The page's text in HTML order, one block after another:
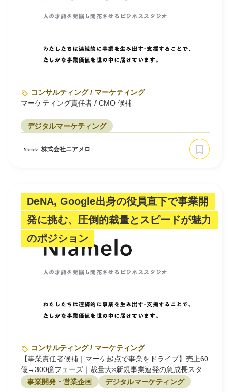
コンサルティング / マーケティング
マーケティング責任者 / CMO 候補
デジタルマーケティング
株式会社ニアメロ
DeNA, Google出身の役員直下で事業開
発に挑む、圧倒的裁量とスピードが魅力
のポジション
コンサルティング / マーケティング
【事業責任者候補｜マーケ起点で事業をドライブ】売上60
億→300億フェーズ｜裁量大×新規事業連発の急成長スター
トアップ｜渋谷
事業開発・営業企画 デジタルマーケティング